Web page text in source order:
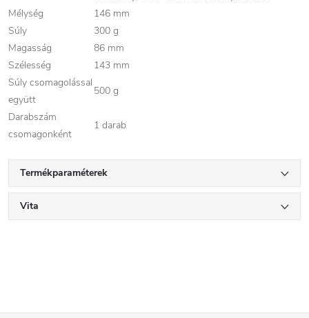
Mélység
146 mm
Súly
300 g
Magasság
86 mm
Szélesség
143 mm
Súly csomagolással
együtt
500 g
Darabszám
csomagonként
1 darab
Termékparaméterek
Vita